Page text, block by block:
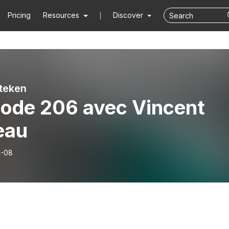
Pricing Resources Discover
206 avec Vincent
08